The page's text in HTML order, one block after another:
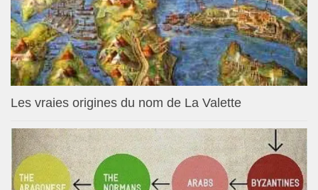
Les vraies origines du nom de La Valette